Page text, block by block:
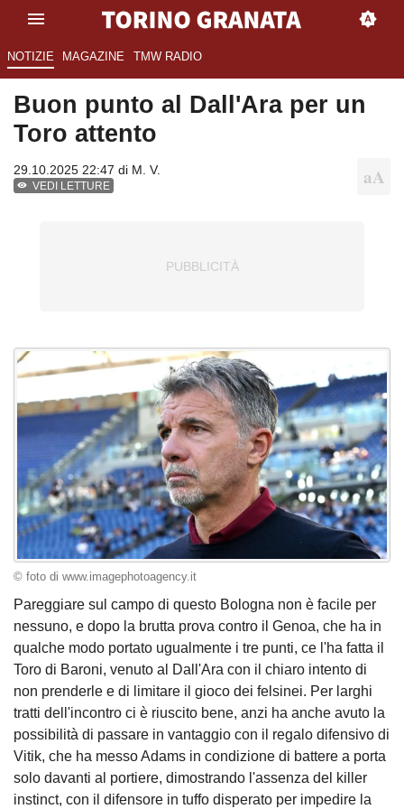
NOTIZIE MAGAZINE TMW RADIO
Buon punto al Dall'Ara per un
Toro attento
29.10.2025 22:47 di M. V.
VEDI LETTURE
© foto di www.imagephotoagency.it
Pareggiare sul campo di questo Bologna non è facile per
nessuno, e dopo la brutta prova contro il Genoa, che ha in
qualche modo portato ugualmente i tre punti, ce l'ha fatta il
Toro di Baroni, venuto al Dall'Ara con il chiaro intento di
non prenderle e di limitare il gioco dei felsinei. Per larghi
tratti dell'incontro ci è riuscito bene, anzi ha anche avuto la
possibilità di passare in vantaggio con il regalo difensivo di
Vitik, che ha messo Adams in condizione di battere a porta
solo davanti al portiere, dimostrando l'assenza del killer
instinct, con il difensore in tuffo disperato per impedire la